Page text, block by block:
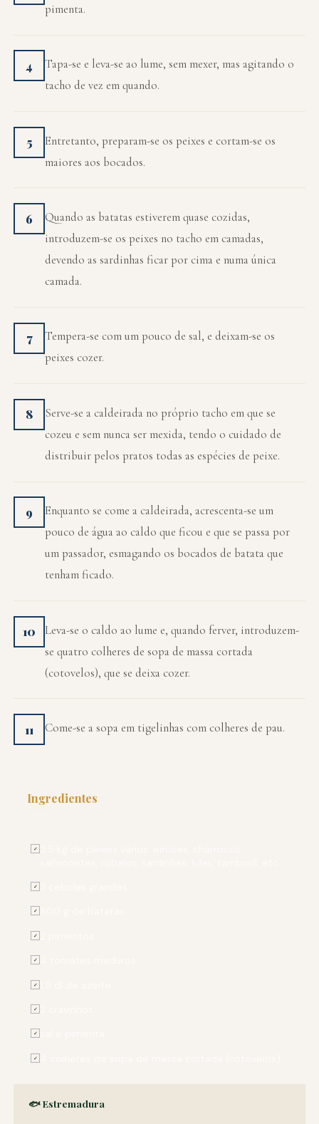
pimenta.
4
Tapa-se e leva-se ao lume, sem mexer, mas agitando o
tacho de vez em quando.
5
Entretanto, preparam-se os peixes e cortam-se os
maiores aos bocados.
6
Quando as batatas estiverem quase cozidas,
introduzem-se os peixes no tacho em camadas,
devendo as sardinhas ficar por cima e numa única
camada.
7
Tempera-se com um pouco de sal, e deixam-se os
peixes cozer.
8
Serve-se a caldeirada no próprio tacho em que se
cozeu e sem nunca ser mexida, tendo o cuidado de
distribuir pelos pratos todas as espécies de peixe.
9
Enquanto se come a caldeirada, acrescenta-se um
pouco de água ao caldo que ficou e que se passa por
um passador, esmagando os bocados de batata que
tenham ficado.
10
Leva-se o caldo ao lume e, quando ferver, introduzem-
se quatro colheres de sopa de massa cortada
(cotovelos), que se deixa cozer.
11 Come-se a sopa em tigelinhas com colheres de pau.
Ingredientes
✓
✓
✓
✓
✓
✓
✓
✓
✓
🐟 Estremadura